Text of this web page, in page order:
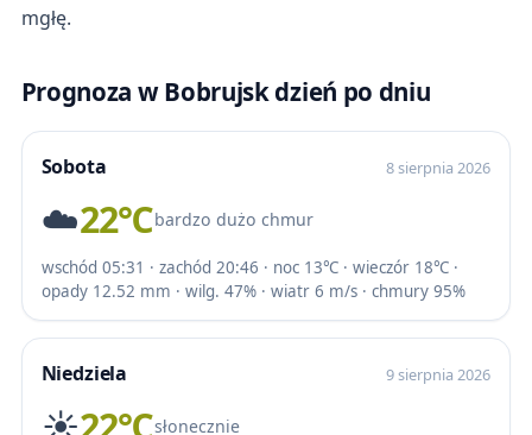
mgłę.
Prognoza w Bobrujsk dzień po dniu
Sobota 8 sierpnia 2026
☁️22℃bardzo dużo chmur
wschód 05:31 · zachód 20:46 · noc 13℃ · wieczór 18℃ ·
opady 12.52 mm · wilg. 47% · wiatr 6 m/s · chmury 95%
Niedziela 9 sierpnia 2026
słonecznie